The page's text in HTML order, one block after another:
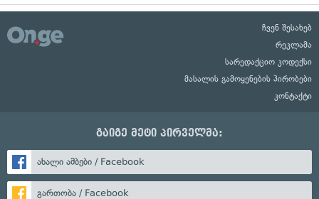
ჩვენ შესახებ
რეკლამა
სარედაქციო კოდექსი
მასალის გამოყენების პირობები
კონტაქტი
გაიგე მეტი პირველმა:
ახალი ამბები / Facebook
გართობა / Facebook